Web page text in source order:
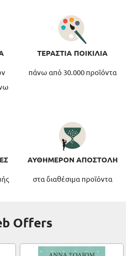
ΤΕΡΑΣΤΙΑ ΠΟΙΚΙΛΙΑ
πάνω από 30.000 προϊόντα
ΑΥΘΗΜΕΡΟΝ ΑΠΟΣΤΟΛΗ
στα διαθέσιμα προϊόντα
Offers